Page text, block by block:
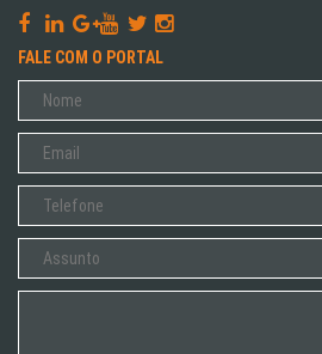
FALE COM O PORTAL